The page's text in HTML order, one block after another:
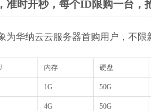
准时开秒，每个ID限购一台，
为华纳云云服务器首购用户，不限
内存 硬盘
1G 50G
4G 50G